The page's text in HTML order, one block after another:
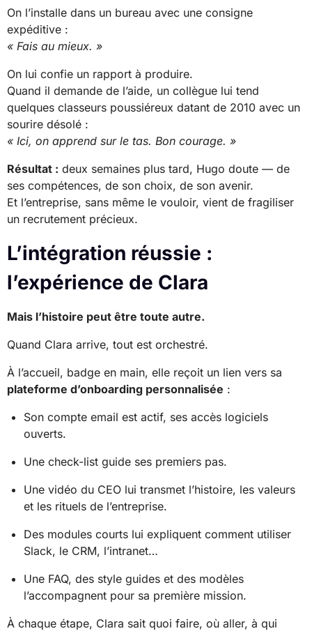
On l’installe dans un bureau avec une consigne
expéditive :
« Fais au mieux. »
On lui confie un rapport à produire.
Quand il demande de l’aide, un collègue lui tend
quelques classeurs poussiéreux datant de 2010 avec un
sourire désolé :
« Ici, on apprend sur le tas. Bon courage. »
Résultat : deux semaines plus tard, Hugo doute — de
ses compétences, de son choix, de son avenir.
Et l’entreprise, sans même le vouloir, vient de fragiliser
un recrutement précieux.
L’intégration réussie :
l’expérience de Clara
Mais l’histoire peut être toute autre.
Quand Clara arrive, tout est orchestré.
À l’accueil, badge en main, elle reçoit un lien vers sa
plateforme d’onboarding personnalisée :
Son compte email est actif, ses accès logiciels
ouverts.
Une check-list guide ses premiers pas.
Une vidéo du CEO lui transmet l’histoire, les valeurs
et les rituels de l’entreprise.
Des modules courts lui expliquent comment utiliser
Slack, le CRM, l’intranet…
Une FAQ, des style guides et des modèles
l’accompagnent pour sa première mission.
À chaque étape, Clara sait quoi faire, où aller, à qui